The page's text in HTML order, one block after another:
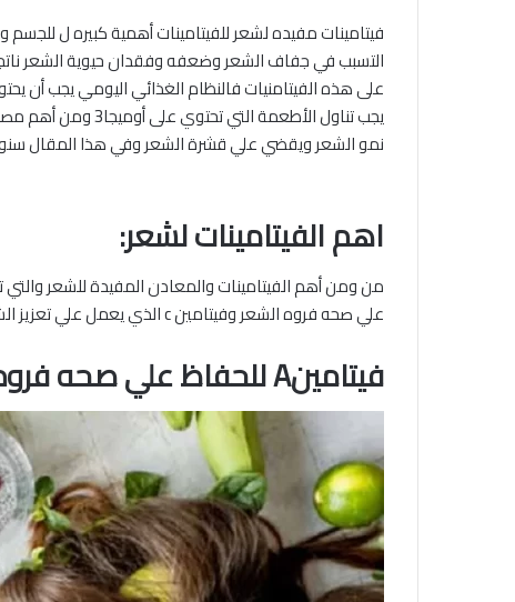
فيتامينات مفيده لشعر للفيتامينات أهمية كبيره ل
التسبب في جفاف الشعر وضعفه وفقدان حيوية الشعر
على هذه الفيتامنيات فالنظام الغذائي اليومي يجب أن
يجب تناول
نمو الشعر ويقضي علي قشرة الشعر وفي هذا المقال
اهم الفيتامينات لشعر:
علي صحه فروه الشعر وفيتامين c الذي يعمل علي تعزيز الشعر وفيتامين E لتنشيط الفروه الشعر وكيفيه الحصول عليهم
فيتامينA للحفاظ علي صحه فروه الشعر